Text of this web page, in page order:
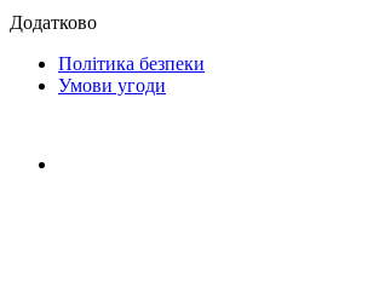
Додатково
Політика безпеки
Умови угоди